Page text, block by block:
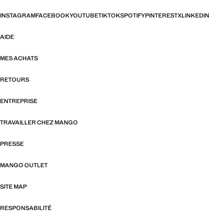
INSTAGRAMFACEBOOKYOUTUBETIKTOKSPOTIFYPINTERESTXLINKEDIN
AIDE
MES ACHATS
RETOURS
ENTREPRISE
TRAVAILLER CHEZ MANGO
PRESSE
MANGO OUTLET
SITE MAP
RESPONSABILITÉ